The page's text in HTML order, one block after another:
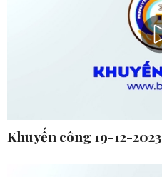
Khuyến công 19-12-2023